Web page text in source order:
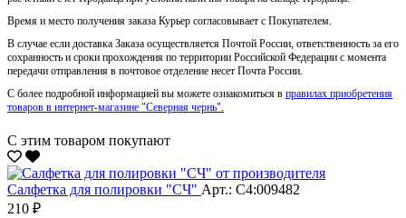
Время и место получения заказа Курьер согласовывает с Покупателем.
В случае если доставка Заказа осуществляется Почтой России, ответственность за его
сохранность и сроки прохождения по территории Российской Федерации с момента
передачи отправления в почтовое отделение несет Почта России.
С более подробной информацией вы можете ознакомиться в правилах приобретения
товаров в интернет-магазине "Северная чернь".
С этим товаром покупают
Салфетка для полировки "CЧ" Арт.: С4:009482
210 ₽